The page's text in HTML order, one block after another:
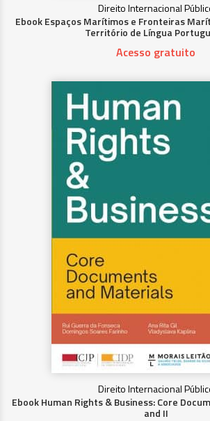
Direito Internacional
Ebook Espaços Marítimos e Fronteiras
Território de Língua
Acesso gratuito
Direito Internacional
Ebook Human Rights & Business: Core
and II